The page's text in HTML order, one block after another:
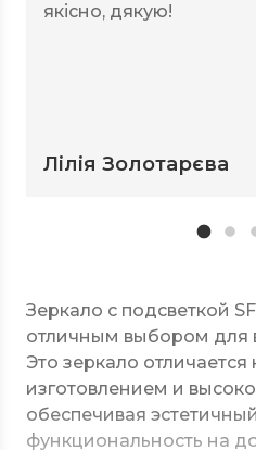
якісно, дякую!
Лілія Золотарєва
Зеркало с подсветкой
отличным выбором для
Это зеркало
изготовлением и
обеспечивая
функциональность на